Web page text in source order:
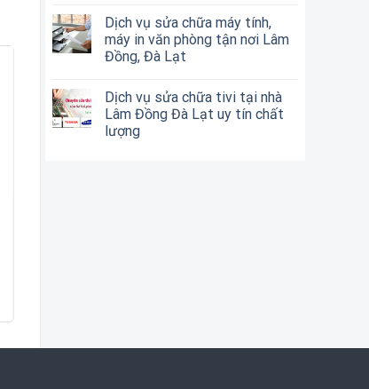
Dịch vụ sửa chữa máy tính,
máy in văn phòng tận nơi Lâm
Đồng, Đà Lạt
Dịch vụ sửa chữa tivi tại nhà
Lâm Đồng Đà Lạt uy tín chất
lượng